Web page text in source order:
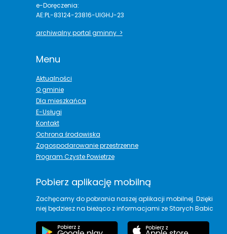
e-Doręczenia:
AE:PL-83124-23816-UIGHJ-23
archiwalny portal gminny >
Menu
Aktualności
O gminie
Dla mieszkańca
E-Usługi
Kontakt
Ochrona środowiska
Zagospodarowanie przestrzenne
Program Czyste Powietrze
Pobierz aplikację mobilną
Zachęcamy do pobrania naszej aplikacji mobilnej. Dzięki
niej będziesz na bieżąco z informacjami ze Starych Babic